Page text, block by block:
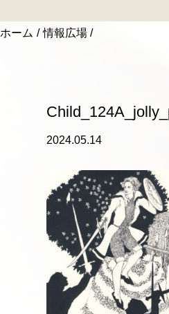
ホーム 情報広場
2024.05.14